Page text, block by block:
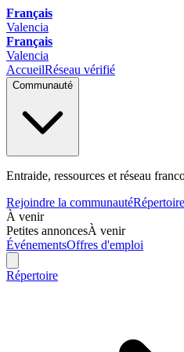
Français
Valencia
Français
Valencia
AccueilRéseau vérifié
Communauté
Entraide, ressources et réseau
Rejoindre la communautéRépertoire
À venir
Petites annoncesÀ venir
ÉvénementsOffres d'emploi
Répertoire